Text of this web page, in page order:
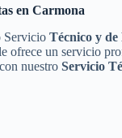
en Carmona
Servicio Técnico y de
ofrece un servicio
nuestro Servicio